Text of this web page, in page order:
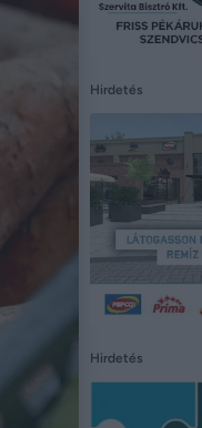
Hirdetés
Hirdetés